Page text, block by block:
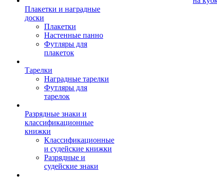
Плакетки и наградные
доски
Плакетки
Настенные панно
Футляры для
плакеток
Тарелки
Наградные тарелки
Футляры для
тарелок
Разрядные знаки и
классификационные
книжки
Классификационные
и судейские книжки
Разрядные и
судейские знаки